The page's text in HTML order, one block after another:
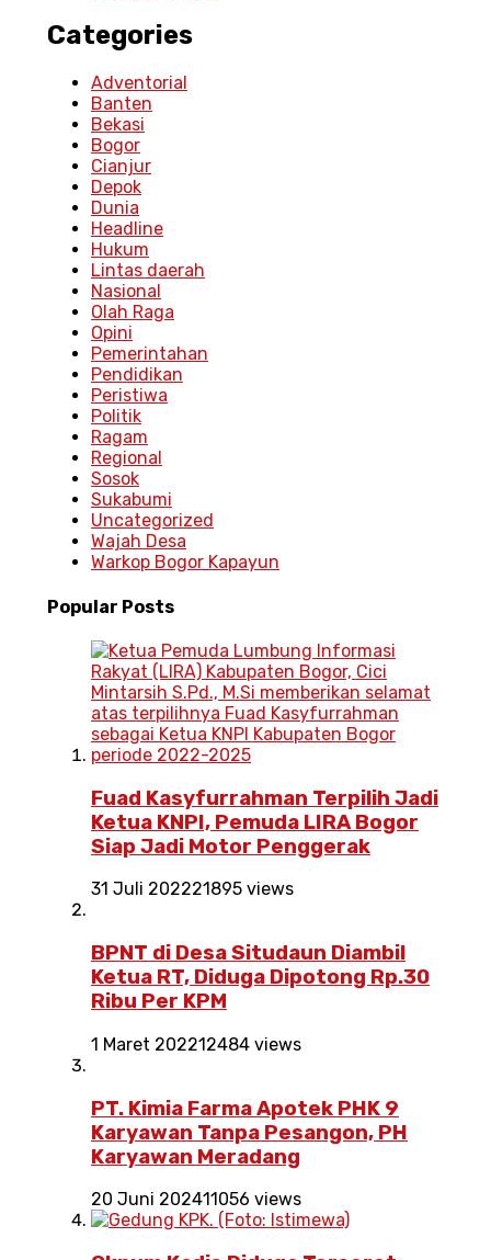
Categories
Adventorial
Banten
Bekasi
Bogor
Cianjur
Depok
Dunia
Headline
Hukum
Lintas daerah
Nasional
Olah Raga
Opini
Pemerintahan
Pendidikan
Peristiwa
Politik
Ragam
Regional
Sosok
Sukabumi
Uncategorized
Wajah Desa
Warkop Bogor Kapayun
Popular Posts
Fuad Kasyfurrahman Terpilih Jadi
Ketua KNPI, Pemuda LIRA Bogor
Siap Jadi Motor Penggerak
31 Juli 202221895 views
BPNT di Desa Situdaun Diambil
Ketua RT, Diduga Dipotong Rp.30
Ribu Per KPM
1 Maret 202212484 views
PT. Kimia Farma Apotek PHK 9
Karyawan Tanpa Pesangon, PH
Karyawan Meradang
20 Juni 202411056 views